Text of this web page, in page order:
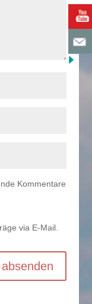
Kommentare
via E-Mail.